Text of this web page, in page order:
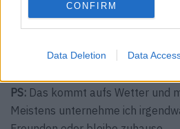
CONFIRM
Data Deletion Data
Was vermisst du an zuhause,
PS:Meine Babykatze Lucy,
PS: Das kommt aufs Wetter und
Meistens unternehme ich